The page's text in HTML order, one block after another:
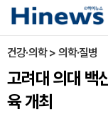
건강·의학 > 의학·질병
고려대 의대 백
육 개최